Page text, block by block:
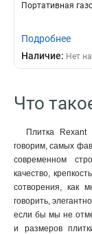
Портативная
Подробнее
Наличие: Нет
Что
Плитка
говорим, самых
современном
качество,
сотворения, как
говорить,
если бы мы не
и размеров